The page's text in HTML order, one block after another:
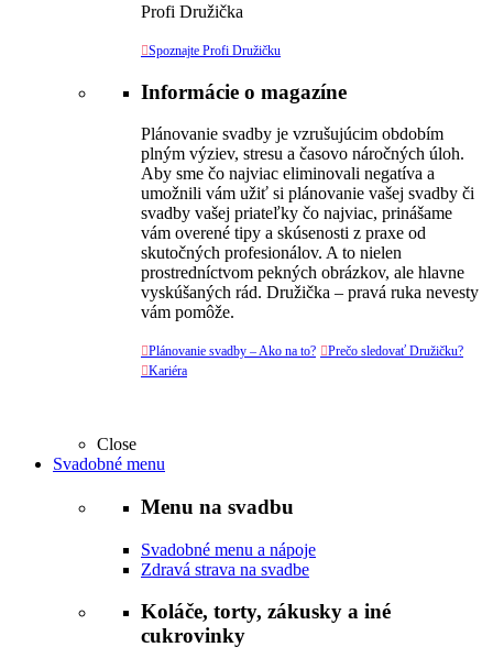
Profi Družička
Spoznajte Profi Družičku
Informácie o magazíne
Plánovanie svadby je vzrušujúcim obdobím
plným výziev, stresu a časovo náročných úloh.
Aby sme čo najviac eliminovali negatíva a
umožnili vám užiť si plánovanie vašej svadby či
svadby vašej priateľky čo najviac, prinášame
vám overené tipy a skúsenosti z praxe od
skutočných profesionálov. A to nielen
prostredníctvom pekných obrázkov, ale hlavne
vyskúšaných rád. Družička – pravá ruka nevesty
vám pomôže.
Plánovanie svadby – Ako na to? Prečo sledovať Družičku?
Kariéra
Close
Svadobné menu
Menu na svadbu
Svadobné menu a nápoje
Zdravá strava na svadbe
Koláče, torty, zákusky a iné
cukrovinky